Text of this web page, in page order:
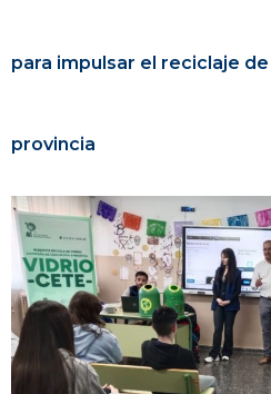
para impulsar el reciclaje
provincia